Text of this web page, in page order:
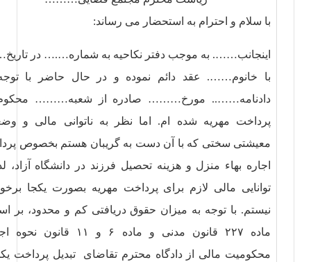
با سلام و احترام به استحضار می رساند:
اینجانب……. به موجب دفتر نکاحیه به شماره….‌‌‌‌… در
با خانوم……. عقد دائم نموده و در حال حاضر با
دادنامه…….. مورخ……… صادره از شعبه………
پرداخت مهریه شده ام. اما نظر به ناتوانی مالی و
معیشتی سختی که با آن دست به گریبان هستم بخصوص
اجاره بهاء منزل و هزینه تحصیل فرزند در دانشگاه آزاد،
توانایی مالی لازم برای پرداخت مهریه بصورت یکجا
نیستم. با توجه به میزان حقوق دریافتی کم و محدود، بر
ماده ۲۲۷ قانون مدنی و ماده ۶ و ۱۱
محکومیت مالی از دادگاه محترم تقاضای تبدیل پرداخت